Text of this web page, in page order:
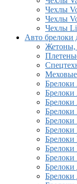
Чехлы
Чехлы
Чехлы
Авто брелоки
Жетоны,
Брелоки
Брелоки
Брелоки
Брелоки